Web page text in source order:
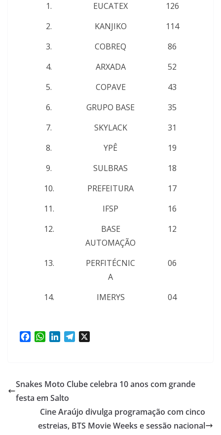
1. EUCATEX
126
2.
KANJIKO
114
3.
COBREQ
86
4.
ARXADA
52
5.
COPAVE
43
6.
GRUPO BASE
35
7.
SKYLACK
31
8.
YPÊ
19
9.
SULBRAS
18
10.
PREFEITURA
17
11.
IFSP
16
12.
BASE
AUTOMAÇÃO
12
13.
PERFITÉCNIC
A
06
14. IMERYS 04
b
o
o
W
s
A
p
p
e
d
I
n
g
r
m
Snakes Moto Clube celebra 10 anos com grande
festa em Salto
Cine Araújo divulga programação com cinco
estreias, BTS Movie Weeks e sessão nacional